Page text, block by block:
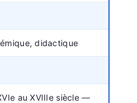
didactique
au XVIIIe siècle —